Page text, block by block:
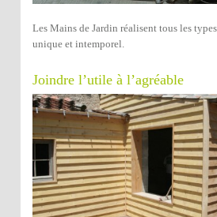
Les Mains de Jardin réalisent tous les
unique et intemporel.
Joindre l’utile à l’agréable